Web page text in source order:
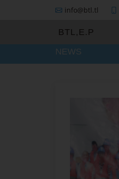
info@btl.tl
BTL,E.P
NEWS